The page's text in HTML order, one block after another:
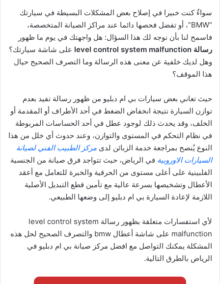
سواءٌ كنت خبيرا في إصلاح بعض المشكلات البسيطة في سيارتك
“BMW”، أو تفضل فحصها دائما عند مراكز الصيانة المتخصصة،
فاسمح لنا بأن نوجه لك هذا السؤال: هل واجهتك في يوم ما ظهور
رسالة level control system malfunction
على شاشة سيارتك؟
وهل لديك خلفية عن معنى هذه الرسالة وما التصرف الصحيح حيال
هذا الموقف؟
حيث تعاني بعض سيارات بي ام دبليو من ظهور رسالة تفيد بعدم
توازن السيارة نتيجة انخفاض الضغط في أحد الأطراف أو المقدمة أو
الخلف، وقد يحدث ذلك لوجود عطل في أحد الحساسات المربوطة
في نظام التحكم في المستوى والتوازن، وعند حدوث أي خلل من هذا
النوع يُنصح بمراجعة خدمة الزبائن لدى مركز الطبيب الفني لصيانة
السيارات الاوروبية في الرياض، حيث تتواجد فرق صيانة من الجنسية
الفلبينية على أعلى مستوى من الحرفية والخبرة للتعامل مع أعقد
الأعطال وتشخيصها بسرعة عالية مع تأمين قطع التبديل الأصلية
اللازمة لإعادة السيارة بي ام دبليو إلى وضعها الطبيعي.
لأي استفسارات متعلقة بظهور رسالة level control system
malfunction على شاشة أعطال bmw والتصرف الصحيح لحل هذه
المشكلة يمكنك التواصل مع افضل مركز صيانة بي ام دبليو في
الرياض بالطرق التالية.